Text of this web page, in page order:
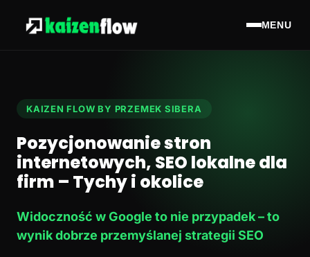
MENU
KAIZEN FLOW BY PRZEMEK SIBERA
Pozycjonowanie stron
internetowych, SEO lokalne dla
firm – Tychy i okolice
Widoczność w Google to nie przypadek – to
wynik dobrze przemyślanej strategii SEO